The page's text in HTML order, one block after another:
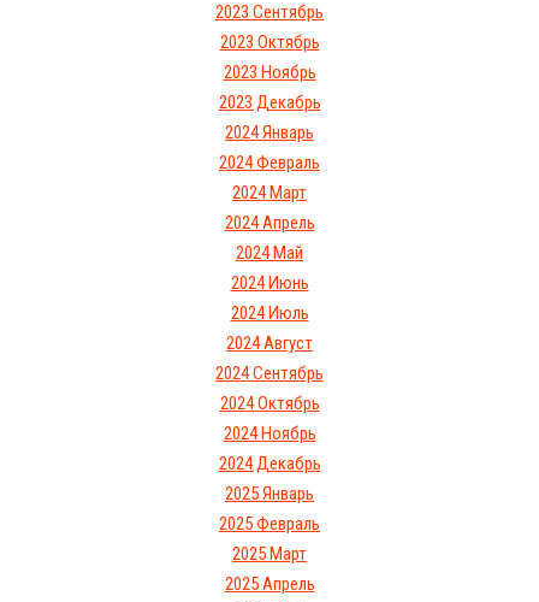
2023 Сентябрь
2023 Октябрь
2023 Ноябрь
2023 Декабрь
2024 Январь
2024 Февраль
2024 Март
2024 Апрель
2024 Май
2024 Июнь
2024 Июль
2024 Август
2024 Сентябрь
2024 Октябрь
2024 Ноябрь
2024 Декабрь
2025 Январь
2025 Февраль
2025 Март
2025 Апрель